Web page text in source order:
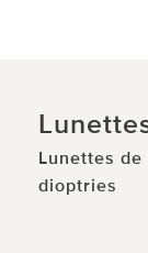
Lunettes
dioptries